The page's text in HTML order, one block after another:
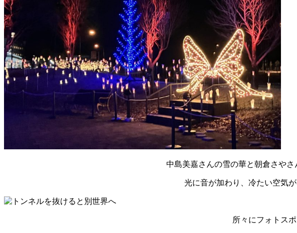
中島美嘉さんの雪の華と朝倉さやさ
光に音が加わり、冷たい空気
所々にフォトス